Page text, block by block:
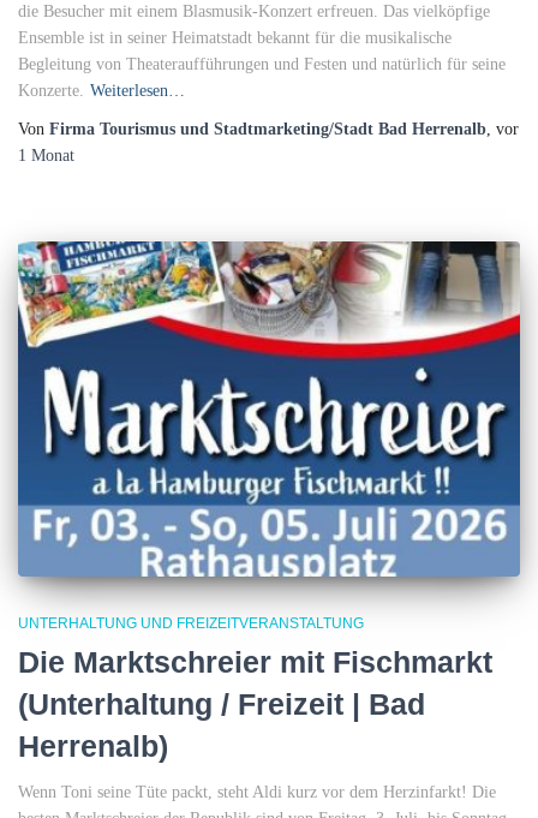
die Besucher mit einem Blasmusik-Konzert erfreuen. Das vielköpfige
Ensemble ist in seiner Heimatstadt bekannt für die musikalische
Begleitung von Theateraufführungen und Festen und natürlich für seine
Konzerte. Weiterlesen…
Von Firma Tourismus und Stadtmarketing/Stadt Bad Herrenalb , vor
1 Monat
UNTERHALTUNG UND FREIZEITVERANSTALTUNG
Die Marktschreier mit Fischmarkt
(Unterhaltung / Freizeit | Bad
Herrenalb)
Wenn Toni seine Tüte packt, steht Aldi kurz vor dem Herzinfarkt! Die